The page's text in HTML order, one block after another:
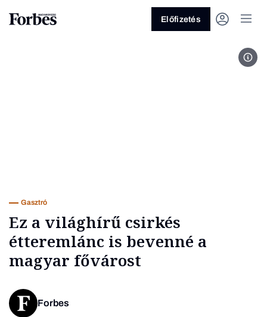
Előfizetés
Gasztró
Ez a világhírű csirkés
étteremlánc is bevenné a
magyar fővárost
Forbes